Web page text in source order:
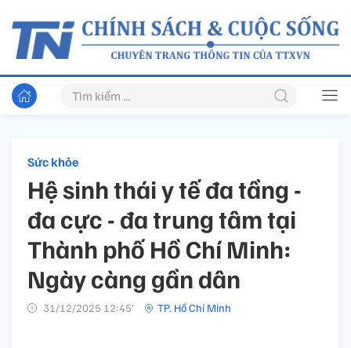
Sức khỏe
Hệ sinh thái y tế đa tầng -
đa cực - đa trung tâm tại
Thành phố Hồ Chí Minh:
Ngày càng gần dân
31/12/2025 12:45’ TP. Hồ Chí Minh